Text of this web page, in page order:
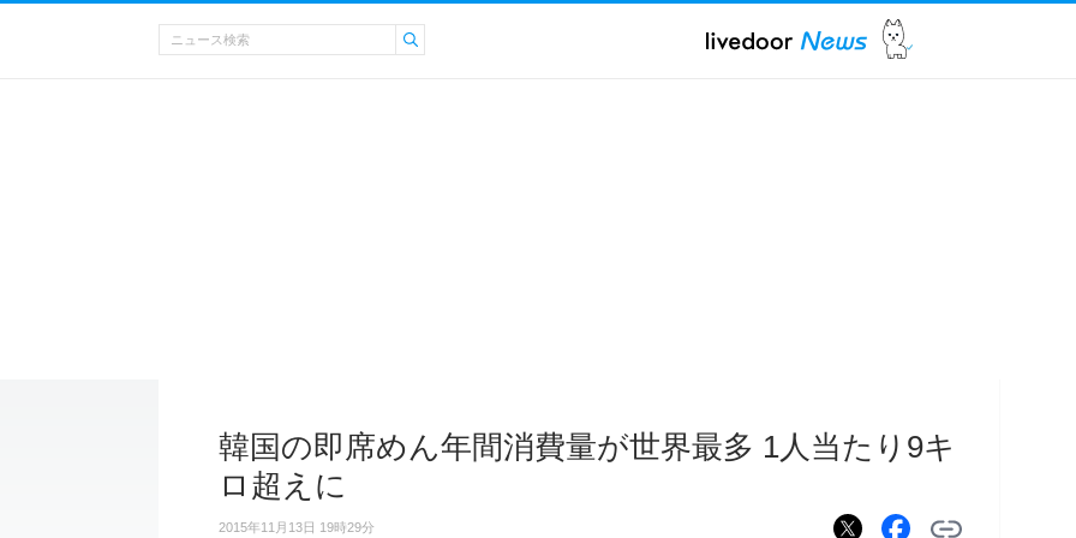
韓国の即席めん年間消費量が世界最多 1人当たり9キ
ロ超えに
2015年11月13日 19時29分